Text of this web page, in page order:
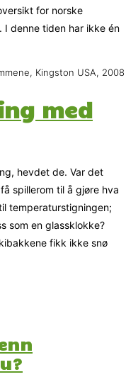
for norske
I denne tiden har ikke én
Kingston USA, 2008
med
hevdet de. Var det
spillerom til å gjøre hva
temperaturstigningen;
som en glassklokke?
fikk ikke snø